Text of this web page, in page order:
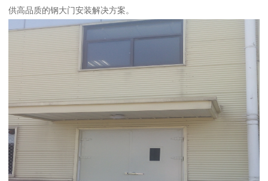
供高品质的钢大门安装解决方案。